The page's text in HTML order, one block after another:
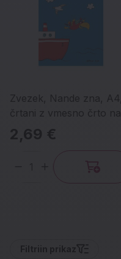
Zvezek, Nande zna, A4,
črtani z vmesno črto na
obeh straneh
2,69 €
Filtriin prikaz